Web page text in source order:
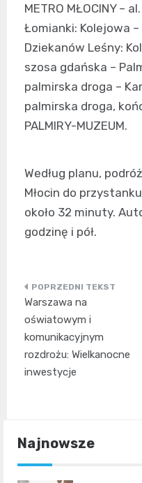
METRO MŁOCINY –
Łomianki: Kolejowa –
Dziekanów Leśny:
szosa gdańska –
palmirska droga –
palmirska droga,
PALMIRY-MUZEUM.
Według planu,
Młocin do
około 32 minuty.
godzinę i pół.
Nawigacja
wpisu
Warszawa na
oświatowym i
komunikacyjnym
rozdrożu: Wielkanocne
inwestycje
Najnowsze